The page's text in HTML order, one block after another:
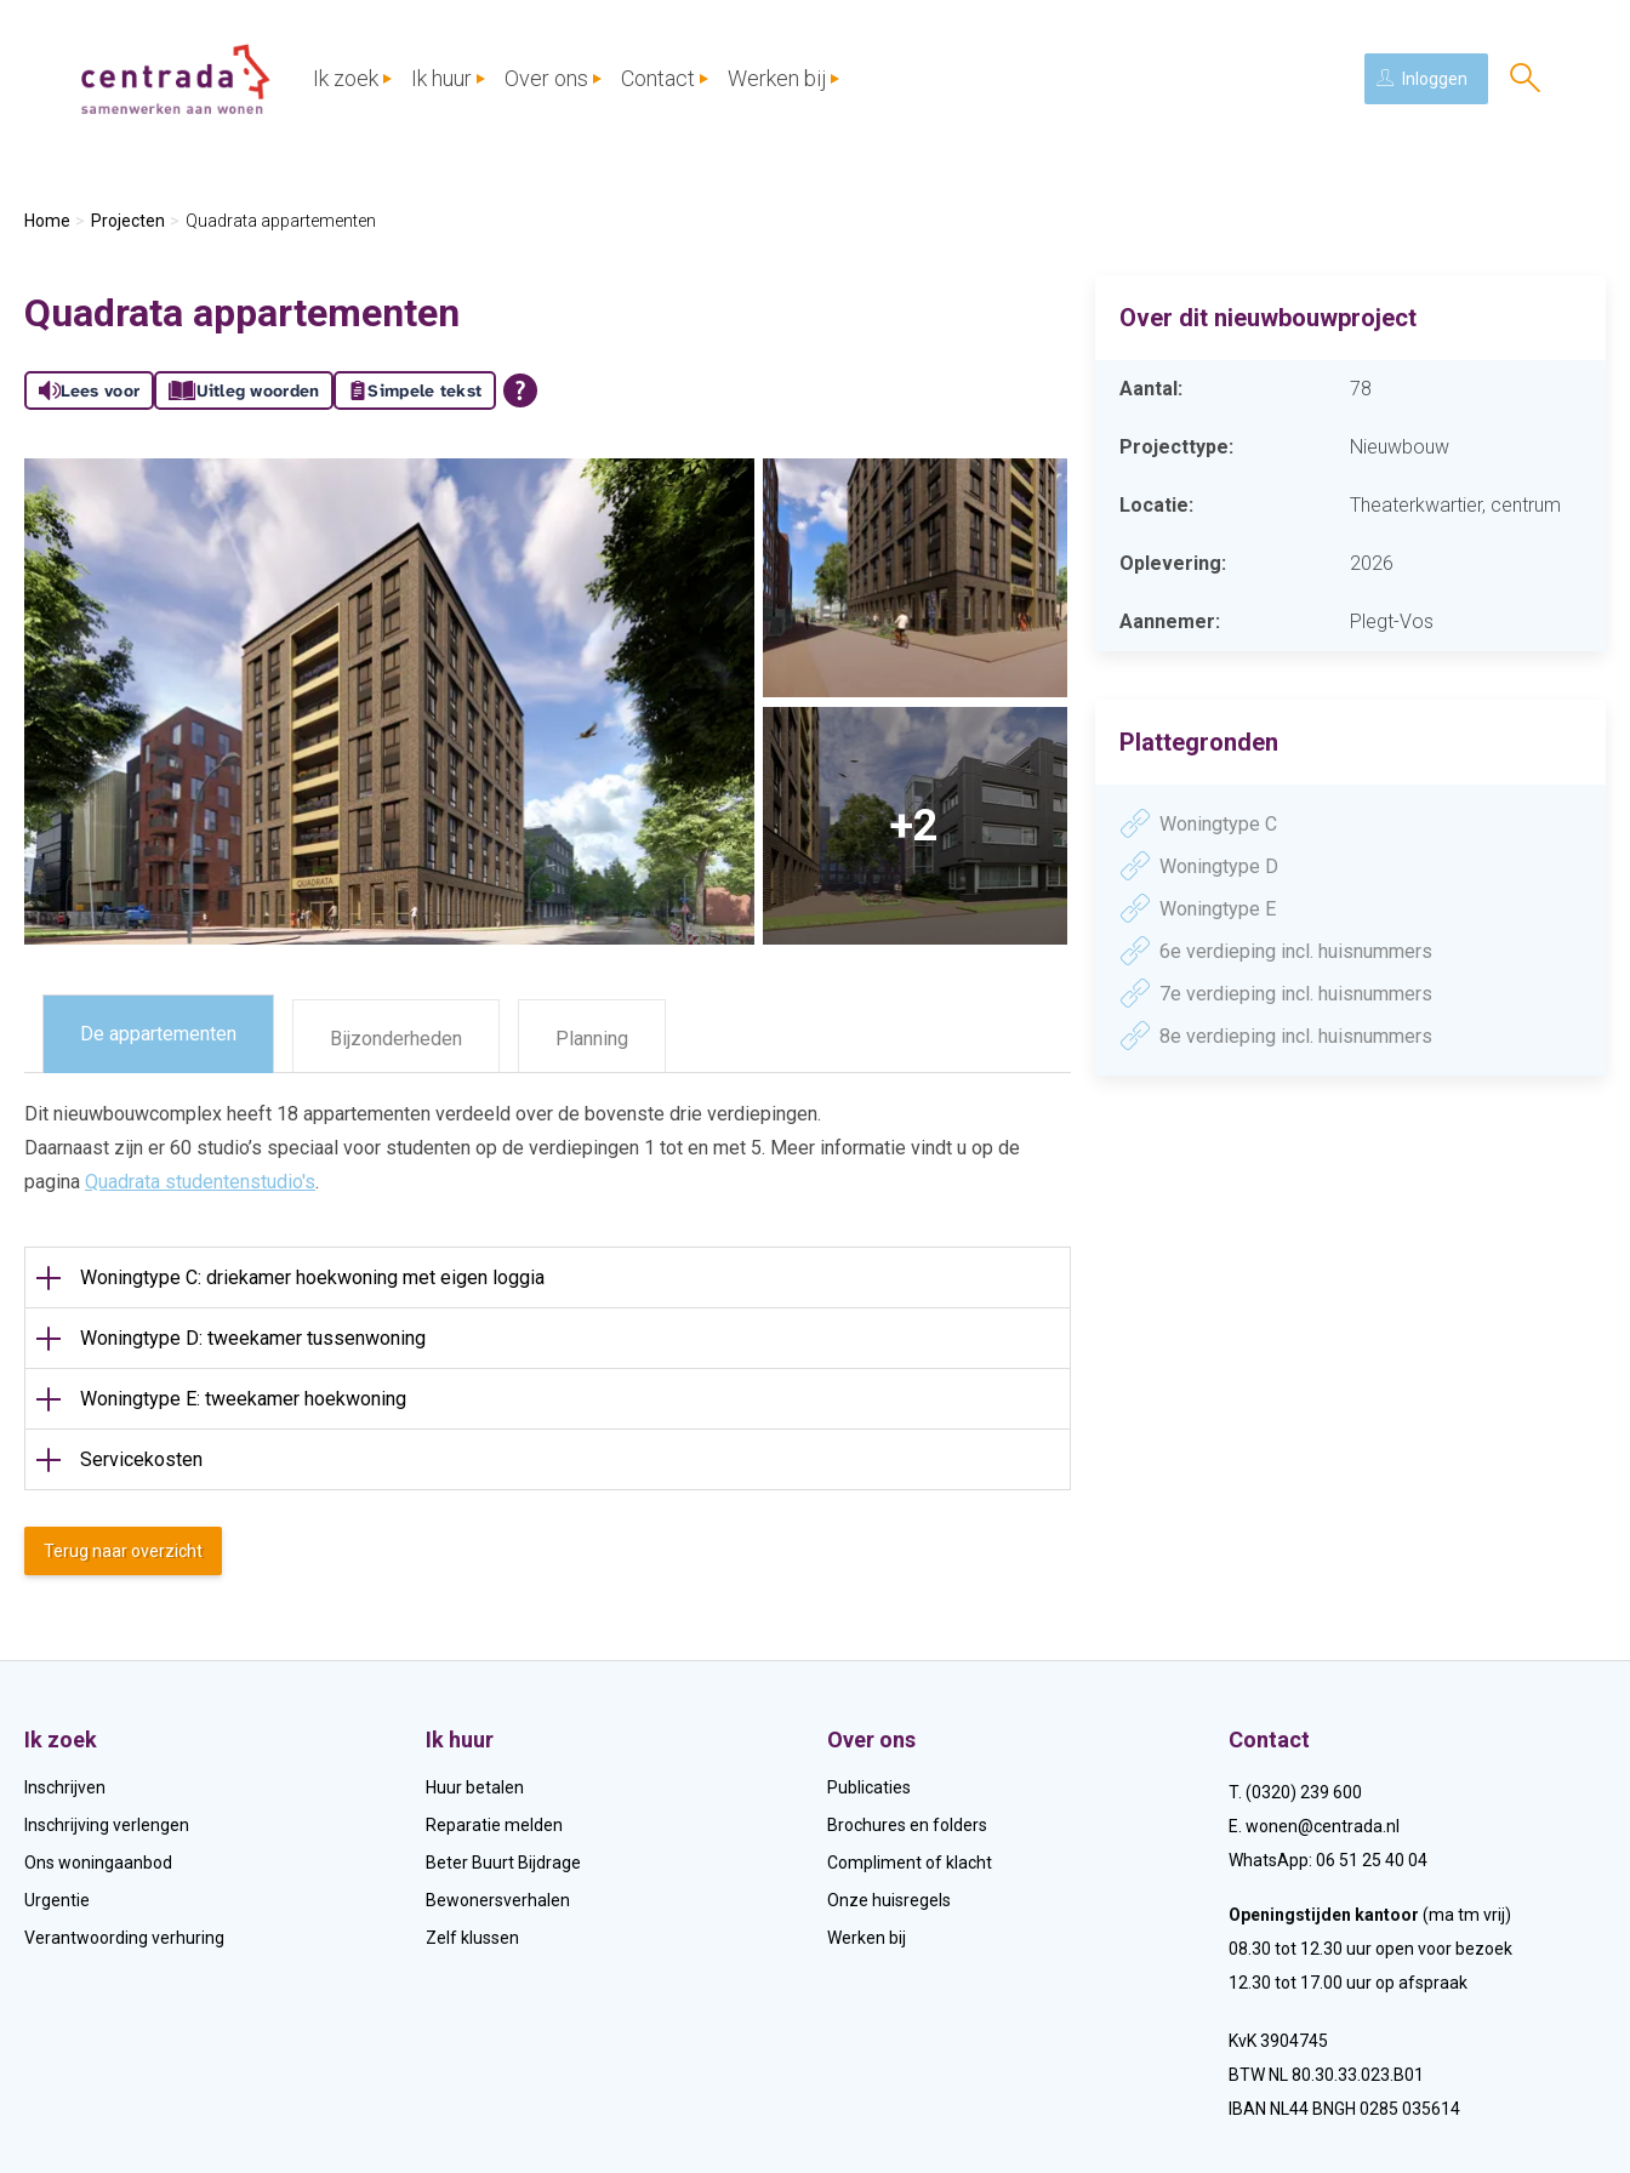
Naar de homepage
Ik zoek Ik huur Over ons Contact Werken bij Inloggen
Home Projecten Quadrata appartementen
Quadrata appartementen
Lees voor Uitleg woorden Simpele tekst
De appartementen Bijzonderheden Planning
Dit nieuwbouwcomplex heeft 18 appartementen verdeeld over de bovenste drie verdiepingen.
Daarnaast zijn er 60 studio’s speciaal voor studenten op de verdiepingen 1 tot en met 5. Meer informatie vindt u op de
pagina Quadrata studentenstudio's.
Woningtype C: driekamer hoekwoning met eigen loggia
Woningtype D: tweekamer tussenwoning
Woningtype E: tweekamer hoekwoning
Servicekosten
Bijzonderheden
Inpandige berging
Intercom
U kunt niet meer reageren op deze woningen.
Terug naar overzicht
Over dit nieuwbouwproject
Aantal: 78
Projecttype: Nieuwbouw
Locatie: Theaterkwartier, centrum
Oplevering: 2026
Aannemer: Plegt-Vos
Plattegronden
Woningtype C
Woningtype D
Woningtype E
6e verdieping incl. huisnummers
7e verdieping incl. huisnummers
8e verdieping incl. huisnummers
Contactinformatie
Ik zoek
Inschrijven
Inschrijving verlengen
Ons woningaanbod
Urgentie
Verantwoording verhuring
Ik huur
Huur betalen
Reparatie melden
Beter Buurt Bijdrage
Bewonersverhalen
Zelf klussen
Over ons
Publicaties
Brochures en folders
Compliment of klacht
Onze huisregels
Werken bij
Contact
T. (0320) 239 600
E. wonen@centrada.nl
WhatsApp: 06 51 25 40 04
Openingstijden kantoor (ma tm vrij)
08.30 tot 12.30 uur open voor bezoek
12.30 tot 17.00 uur op afspraak
KvK 3904745
BTW NL 80.30.33.023.B01
IBAN NL44 BNGH 0285 035614